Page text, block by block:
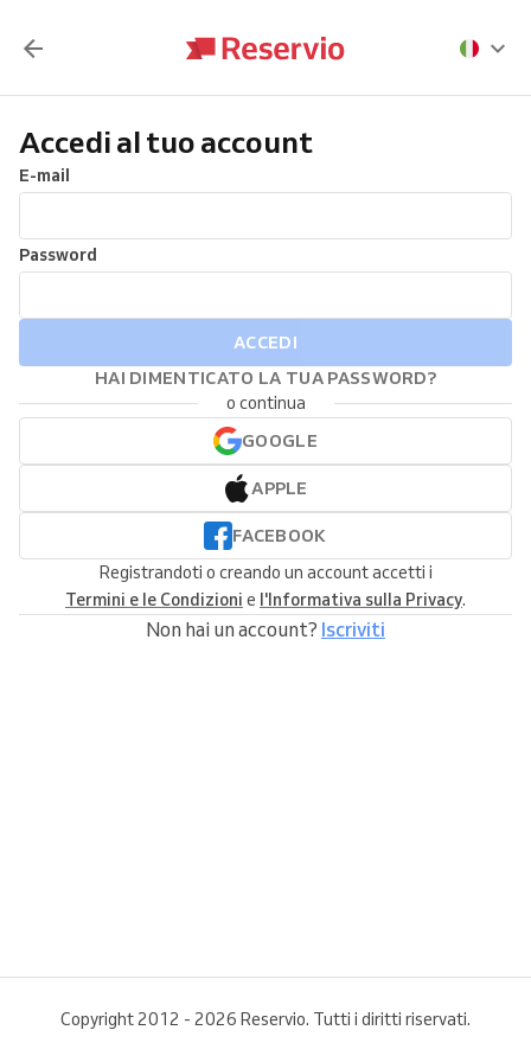
Accedi al tuo account
E-mail
Password
ACCEDI
HAI DIMENTICATO LA TUA PASSWORD?
o continua
GOOGLE
APPLE
FACEBOOK
Registrandoti o creando un account accetti i
Termini e le Condizioni e l'Informativa sulla Privacy.
Non hai un account? Iscriviti
Copyright 2012 - 2026 Reservio. Tutti i diritti riservati.